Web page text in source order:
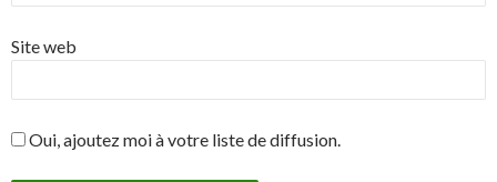
Site web
Oui, ajoutez moi à votre liste de diffusion.